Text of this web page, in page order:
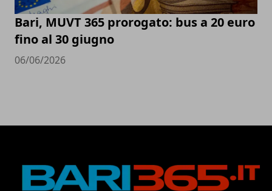
Bari, MUVT 365 prorogato: bus a 20 euro
fino al 30 giugno
06/06/2026